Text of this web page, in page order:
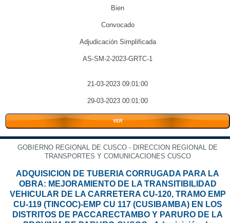
Bien
Convocado
Adjudicación Simplificada
AS-SM-2-2023-GRTC-1
21-03-2023 09:01:00
29-03-2023 00:01:00
VER
GOBIERNO REGIONAL DE CUSCO - DIRECCION REGIONAL DE
TRANSPORTES Y COMUNICACIONES CUSCO
ADQUISICION DE TUBERIA CORRUGADA PARA LA
OBRA: MEJORAMIENTO DE LA TRANSITIBILIDAD
VEHICULAR DE LA CARRETERA CU-120, TRAMO EMP
CU-119 (TINCOC)-EMP CU 117 (CUSIBAMBA) EN LOS
DISTRITOS DE PACCARECTAMBO Y PARURO DE LA